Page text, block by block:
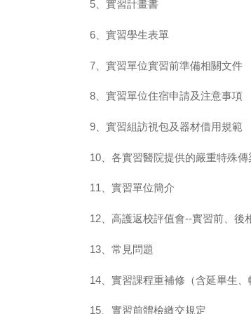
5、實習計畫書
6、實習學生表單
7、實習單位實習前準備相關文件
8、實習單位住宿申請及注意事項
9、實習組訪視包及器材借用規範
10、各實習醫院提供的嚴重特殊
11、實習單位簡介
12、高護返校評值會--實習前、後
13、常見問題
14、實習課程重補修（含延畢生、
15、實習前體檢繳交規定